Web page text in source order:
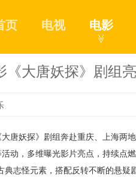
页 电视 电影
≫
《大唐妖探》剧组
唐妖探》剧组奔赴重庆、上海两
动，多维曝光影片亮点，持续点
典志怪元素，搭配反转不断的悬疑